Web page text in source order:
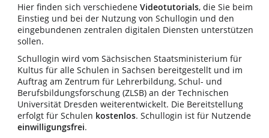
Hier finden sich verschiedene Videotutorials, die Sie beim
Einstieg und bei der Nutzung von Schullogin und den
eingebundenen zentralen digitalen Diensten unterstützen
sollen.
Schullogin wird vom Sächsischen Staatsministerium für
Kultus für alle Schulen in Sachsen bereitgestellt und im
Auftrag am Zentrum für Lehrerbildung, Schul- und
Berufsbildungsforschung (ZLSB) an der Technischen
Universität Dresden weiterentwickelt. Die Bereitstellung
erfolgt für Schulen kostenlos. Schullogin ist für Nutzende
einwilligungsfrei.